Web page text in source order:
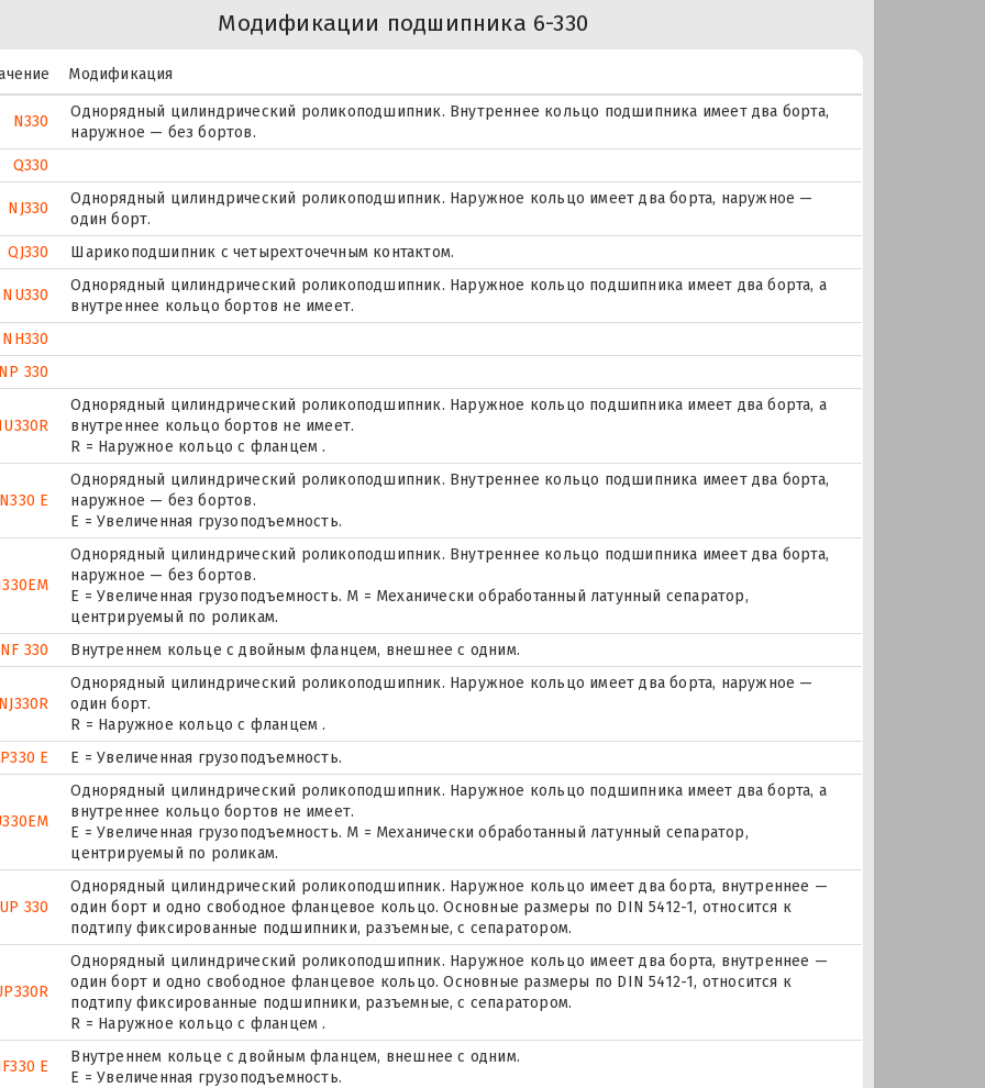
Модификации подшипника 6-330
Модификация
N330
Однорядный цилиндрический роликоподшипник. Внутреннее кольцо подшипника имеет два борта,
наружное — без бортов.
Q330
NJ330
Однорядный цилиндрический роликоподшипник. Наружное кольцо имеет два борта, наружное —
один борт.
QJ330
Шарикоподшипник с четырехточечным контактом.
NU330
Однорядный цилиндрический роликоподшипник. Наружное кольцо подшипника имеет два борта, а
внутреннее кольцо бортов не имеет.
NH330
NP 330
Однорядный цилиндрический роликоподшипник. Наружное кольцо подшипника имеет два борта, а
внутреннее кольцо бортов не имеет.
R = Наружное кольцо с фланцем .
N330 E
Однорядный цилиндрический роликоподшипник. Внутреннее кольцо подшипника имеет два борта,
наружное — без бортов.
Е = Увеличенная грузоподъемность.
Однорядный цилиндрический роликоподшипник. Внутреннее кольцо подшипника имеет два борта,
наружное — без бортов.
E = Увеличенная грузоподъемность. М = Механически обработанный латунный сепаратор,
центрируемый по роликам.
NF 330
Внутреннем кольце с двойным фланцем, внешнее с одним.
NJ330R
Однорядный цилиндрический роликоподшипник. Наружное кольцо имеет два борта, наружное —
один борт.
R = Наружное кольцо с фланцем .
E
Е = Увеличенная грузоподъемность.
Однорядный цилиндрический роликоподшипник. Наружное кольцо подшипника имеет два борта, а
внутреннее кольцо бортов не имеет.
E = Увеличенная грузоподъемность. М = Механически обработанный латунный сепаратор,
центрируемый по роликам.
330
Однорядный цилиндрический роликоподшипник. Наружное кольцо имеет два борта, внутреннее —
один борт и одно свободное фланцевое кольцо. Основные размеры по DIN 5412-1, относится к
подтипу фиксированные подшипники, разъемные, с сепаратором.
Однорядный цилиндрический роликоподшипник. Наружное кольцо имеет два борта, внутреннее —
один борт и одно свободное фланцевое кольцо. Основные размеры по DIN 5412-1, относится к
подтипу фиксированные подшипники, разъемные, с сепаратором.
R = Наружное кольцо с фланцем .
E
Внутреннем кольце с двойным фланцем, внешнее с одним.
Е = Увеличенная грузоподъемность.